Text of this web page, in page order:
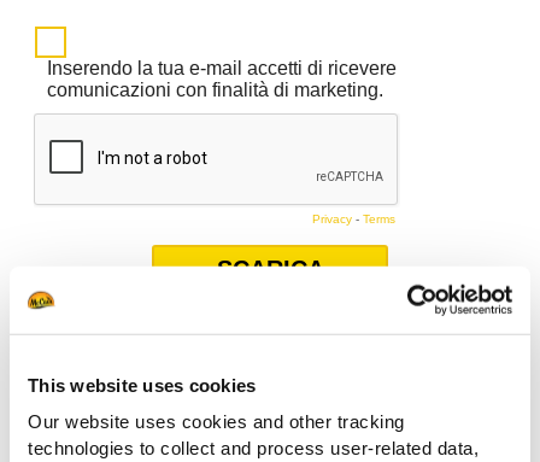
This website uses cookies
Our website uses cookies and other tracking
technologies to collect and process user-related data,
Scarica il Booklet per...